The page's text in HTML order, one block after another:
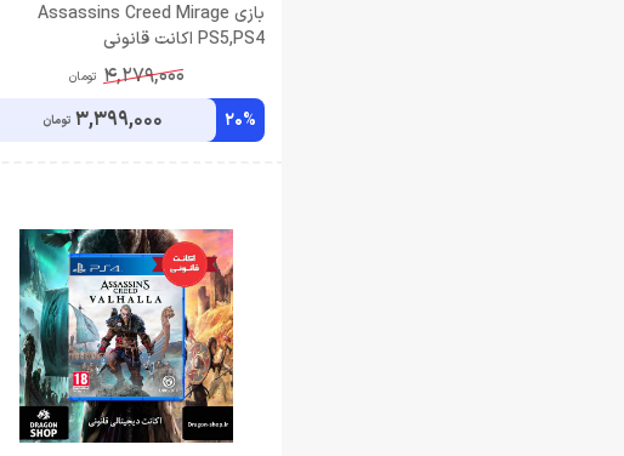
بازی Assassins Creed Mirage
PS5,PS4 اکانت قانونی
4,279,000 تومان
20%
3,399,000 تومان